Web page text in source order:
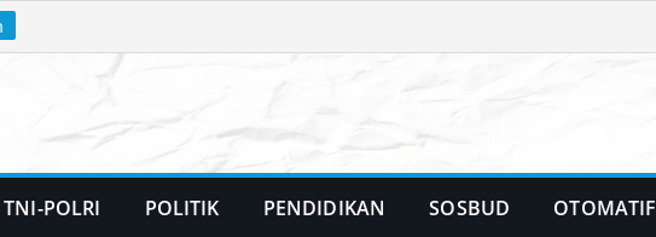
TNI-POLRI POLITIK PENDIDIKAN SOSBUD OTOMATIF